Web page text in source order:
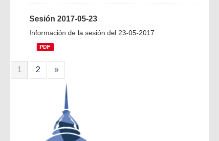
Sesión 2017-05-23
Información de la sesión del 23-05-2017
PDF
1 2 »